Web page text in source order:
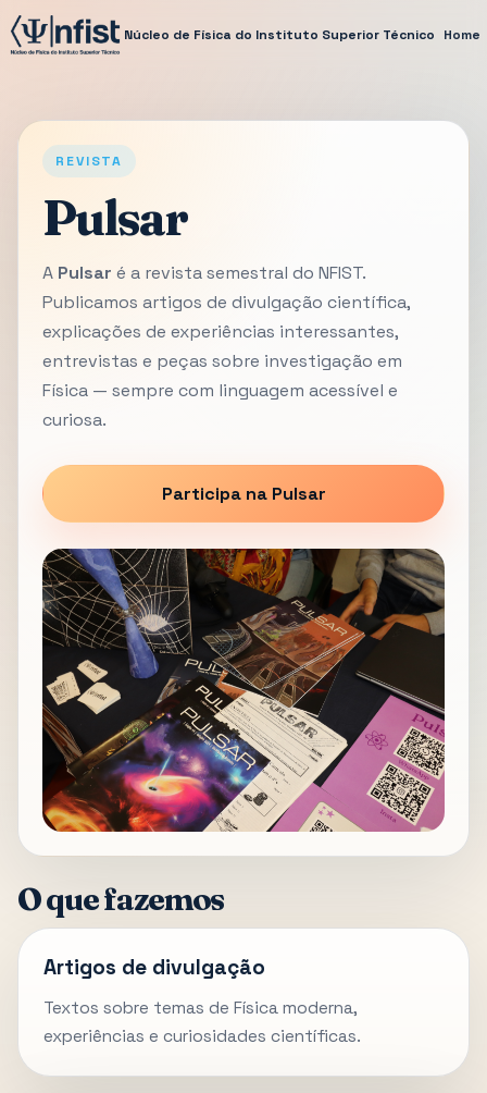
Núcleo de Física do Instituto Superior Técnico Home
REVISTA
Pulsar
A Pulsar é a revista semestral do NFIST.
Publicamos artigos de divulgação científica,
explicações de experiências interessantes,
entrevistas e peças sobre investigação em
Física — sempre com linguagem acessível e
curiosa.
Participa na Pulsar
O que fazemos
Artigos de divulgação
Textos sobre temas de Física moderna,
experiências e curiosidades científicas.